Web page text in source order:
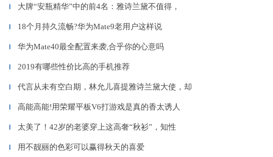
▎ 大牌“安瓶精华”中的前4名：雅诗兰黛不值得，
▎ 18个月持久流畅?华为Mate9老用户这样说
▎ 华为Mate40最全配置来袭,合乎你的心意吗
▎ 2019有哪些性价比高的手机推荐
▎ 代言从未有空白期，林允儿喜提雅诗兰黛大使，却
▎ 高能高能!用荣耀平板V6打游戏是真的香太诱人
▎ 太美了！42岁的老婆穿上这高奢“秋衫”，知性
▎ 用不靓丽的色彩可以赢得秋天的喜爱